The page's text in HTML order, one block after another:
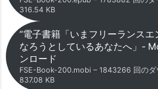
316.54 KB
“電子書籍「いまフリーランスエ
なろうとしているあなたへ」-
ンロード
FSE-Book-200.mobi – 1843266 回のダ
837.08 KB